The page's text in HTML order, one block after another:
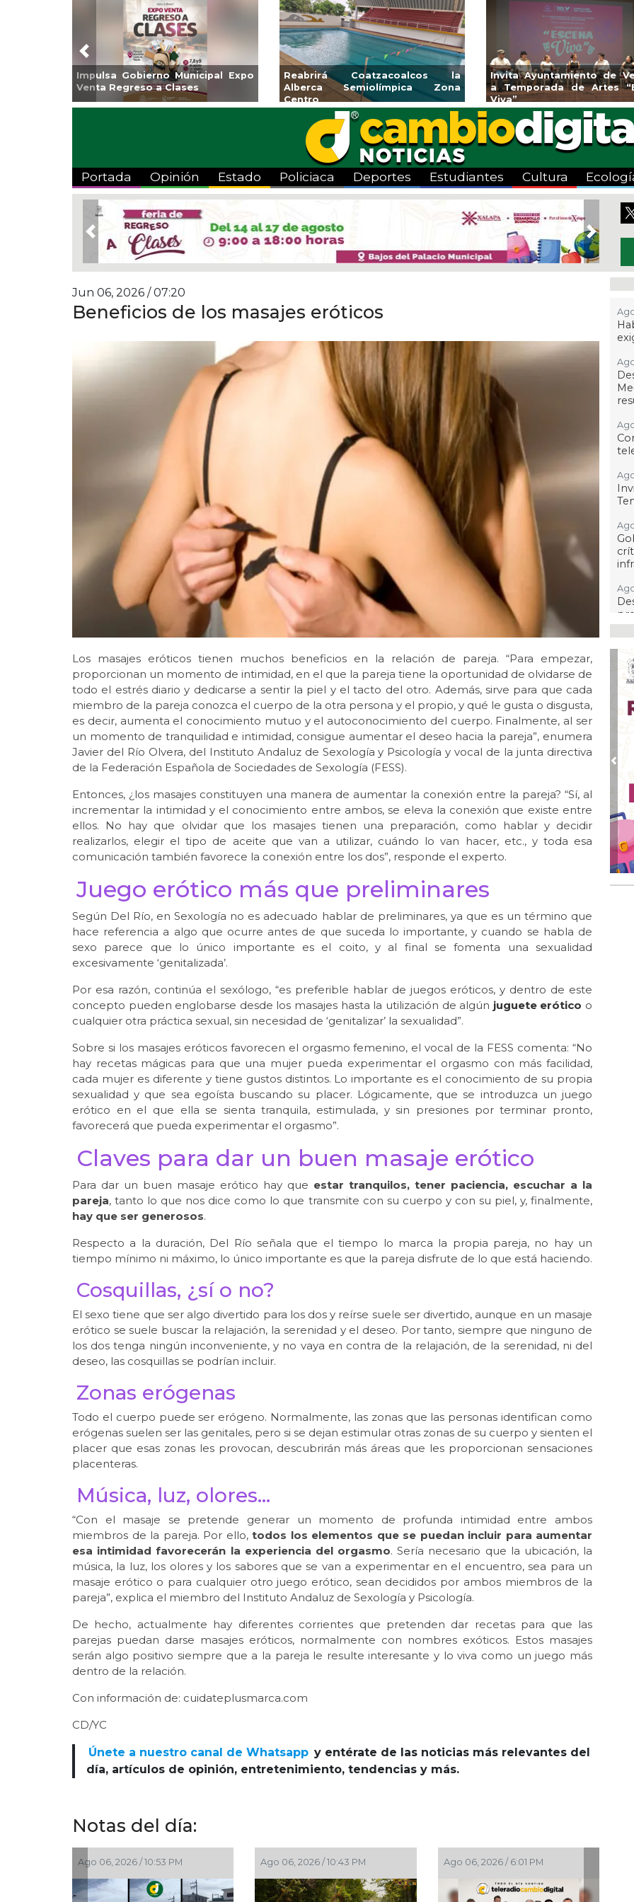
Guarniciones y banquetas para la
colonia El Mango en Pánuco
Emprendedores de Xalapa
exponen en Mercadito
Bicentenario
Coatzacoalcos
halterofilia con la Copa
2026
Previous
Portada Opinión Estado Policiaca Deportes Estudiantes Cultura
Previous Next
Jun 06, 2026 / 07:20
Beneficios de los masajes eróticos
Los masajes eróticos tienen muchos beneficios en la relación de pareja. “Para empezar,
proporcionan un momento de intimidad, en el que la pareja tiene la oportunidad de olvidarse de
todo el estrés diario y dedicarse a sentir la piel y el tacto del otro. Además, sirve para que cada
miembro de la pareja conozca el cuerpo de la otra persona y el propio, y qué le gusta o disgusta,
es decir, aumenta el conocimiento mutuo y el autoconocimiento del cuerpo. Finalmente, al ser
un momento de tranquilidad e intimidad, consigue aumentar el deseo hacia la pareja”, enumera
Javier del Río Olvera, del Instituto Andaluz de Sexología y Psicología y vocal de la junta directiva
de la Federación Española de Sociedades de Sexología (FESS).
Entonces, ¿los masajes constituyen una manera de aumentar la conexión entre la pareja? “Sí, al
incrementar la intimidad y el conocimiento entre ambos, se eleva la conexión que existe entre
ellos. No hay que olvidar que los masajes tienen una preparación, como hablar y decidir
realizarlos, elegir el tipo de aceite que van a utilizar, cuándo lo van hacer, etc., y toda esa
comunicación también favorece la conexión entre los dos”, responde el experto.
Juego erótico más que preliminares
Según Del Río, en Sexología no es adecuado hablar de preliminares, ya que es un término que
hace referencia a algo que ocurre antes de que suceda lo importante, y cuando se habla de
sexo parece que lo único importante es el coito, y al final se fomenta una sexualidad
excesivamente ‘genitalizada’.
Por esa razón, continúa el sexólogo, “es preferible hablar de juegos eróticos, y dentro de este
concepto pueden englobarse desde los masajes hasta la utilización de algún juguete erótico o
cualquier otra práctica sexual, sin necesidad de ‘genitalizar’ la sexualidad”.
Sobre si los masajes eróticos favorecen el orgasmo femenino, el vocal de la FESS comenta: “No
hay recetas mágicas para que una mujer pueda experimentar el orgasmo con más facilidad,
cada mujer es diferente y tiene gustos distintos. Lo importante es el conocimiento de su propia
sexualidad y que sea egoísta buscando su placer. Lógicamente, que se introduzca un juego
erótico en el que ella se sienta tranquila, estimulada, y sin presiones por terminar pronto,
favorecerá que pueda experimentar el orgasmo”.
Claves para dar un buen masaje erótico
Para dar un buen masaje erótico hay que estar tranquilos, tener paciencia, escuchar a la
pareja, tanto lo que nos dice como lo que transmite con su cuerpo y con su piel, y, finalmente,
hay que ser generosos.
Respecto a la duración, Del Río señala que el tiempo lo marca la propia pareja, no hay un
tiempo mínimo ni máximo, lo único importante es que la pareja disfrute de lo que está haciendo.
Cosquillas, ¿sí o no?
El sexo tiene que ser algo divertido para los dos y reírse suele ser divertido, aunque en un masaje
erótico se suele buscar la relajación, la serenidad y el deseo. Por tanto, siempre que ninguno de
los dos tenga ningún inconveniente, y no vaya en contra de la relajación, de la serenidad, ni del
deseo, las cosquillas se podrían incluir.
Zonas erógenas
Todo el cuerpo puede ser erógeno. Normalmente, las zonas que las personas identifican como
erógenas suelen ser las genitales, pero si se dejan estimular otras zonas de su cuerpo y sienten el
placer que esas zonas les provocan, descubrirán más áreas que les proporcionan sensaciones
placenteras.
Música, luz, olores…
“Con el masaje se pretende generar un momento de profunda intimidad entre ambos
miembros de la pareja. Por ello, todos los elementos que se puedan incluir para aumentar
esa intimidad favorecerán la experiencia del orgasmo. Sería necesario que la ubicación, la
música, la luz, los olores y los sabores que se van a experimentar en el encuentro, sea para un
masaje erótico o para cualquier otro juego erótico, sean decididos por ambos miembros de la
pareja”, explica el miembro del Instituto Andaluz de Sexología y Psicología.
De hecho, actualmente hay diferentes corrientes que pretenden dar recetas para que las
parejas puedan darse masajes eróticos, normalmente con nombres exóticos. Estos masajes
serán algo positivo siempre que a la pareja le resulte interesante y lo viva como un juego más
dentro de la relación.
Con información de: cuidateplusmarca.com
CD/YC
Únete a nuestro canal de Whatsapp y entérate de las noticias más relevantes del
día, artículos de opinión, entretenimiento, tendencias y más.
Notas del día:
Ago 06, 2026 / 4:56 PM Ago 06, 2026 / 2:52 PM Ago 06, 2026 / 2:45 PM
la
El
y